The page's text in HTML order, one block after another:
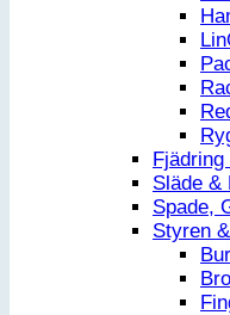
Släde &
Spade,
Styren